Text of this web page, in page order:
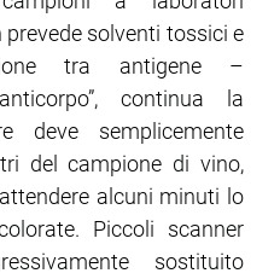
solventi tossici e
tra antigene –
continua la
deve semplicemente
del campione di vino,
alcuni minuti lo
Piccoli scanner
sostituito